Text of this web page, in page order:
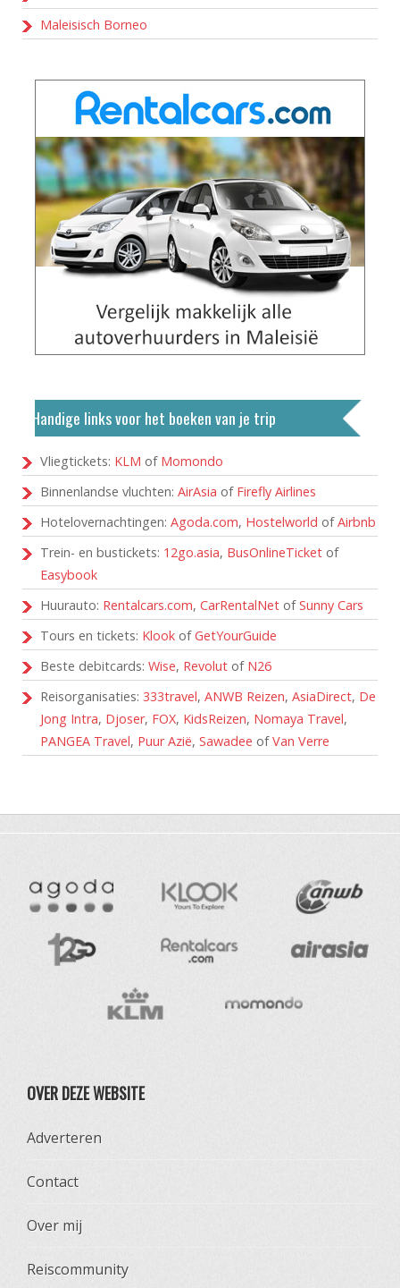
Maleisisch Borneo
Handige links voor het boeken van je trip
Vliegtickets: KLM of Momondo
Binnenlandse vluchten: AirAsia of Firefly Airlines
Hotelovernachtingen: Agoda.com, Hostelworld ofAirbnb
Trein- en bustickets: 12go.asia, BusOnlineTicket of
Easybook
Huurauto: Rentalcars.com, CarRentalNet ofSunny Cars
Tours en tickets: Klook ofGetYourGuide
Beste debitcards: Wise, Revolut of N26
Reisorganisaties: 333travel, ANWB Reizen, AsiaDirect, De
Jong Intra, Djoser, FOX, KidsReizen, Nomaya Travel,
PANGEA Travel, Puur Azië, Sawadee ofVan Verre
OVER DEZE WEBSITE
Adverteren
Contact
Over mij
Reiscommunity